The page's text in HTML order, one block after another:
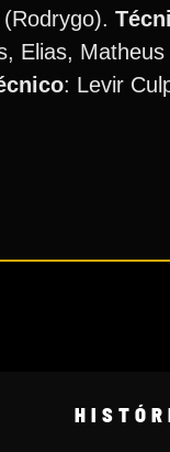
Elias,
: Levir